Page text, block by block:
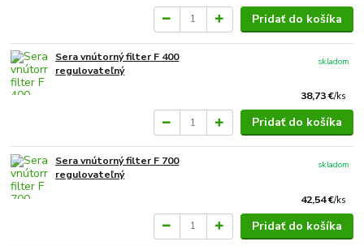
Pridať do košíka
Sera vnútorný filter F 400
regulovateľný
38,73 €/ks
skladom
Pridať do košíka
Sera vnútorný filter F 700
regulovateľný
42,54 €/ks
skladom
Pridať do košíka